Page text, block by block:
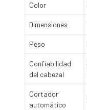
Color
Dimensiones
Peso
Confiabilidad
del cabezal
Cortador
automático